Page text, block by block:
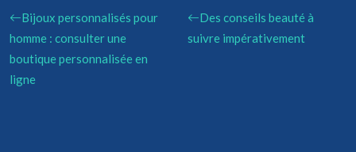
Bijoux personnalisés pour
homme : consulter une
boutique personnalisée en
ligne
Des conseils beauté à
suivre impérativement